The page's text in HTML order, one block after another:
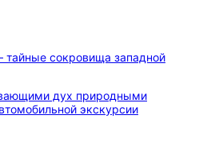
сокровища западной
дух природными
экскурсии